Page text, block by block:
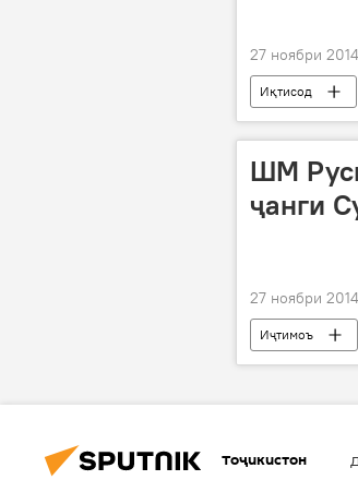
27 ноябри
Иқтисод
ШМ
ҷанги
27 ноябри
Иҷтимоъ
Тоҷикистон